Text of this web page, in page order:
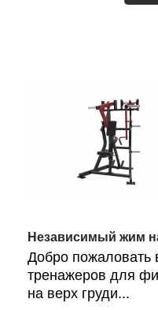
Независимый жим
Добро пожаловать
тренажеров для
на верх груди...